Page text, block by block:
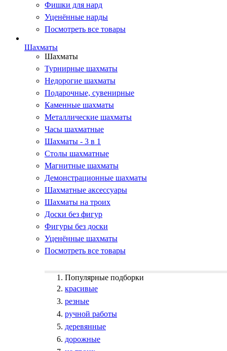
Фишки для нард
Уценённые нарды
Посмотреть все товары
Шахматы
Шахматы
Турнирные шахматы
Недорогие шахматы
Подарочные, сувенирные
Каменные шахматы
Металлические шахматы
Часы шахматные
Шахматы - 3 в 1
Столы шахматные
Магнитные шахматы
Демонстрационные шахматы
Шахматные аксессуары
Шахматы на троих
Доски без фигур
Фигуры без доски
Уценённые шахматы
Посмотреть все товары
Популярные подборки
красивые
резные
ручной работы
деревянные
дорожные